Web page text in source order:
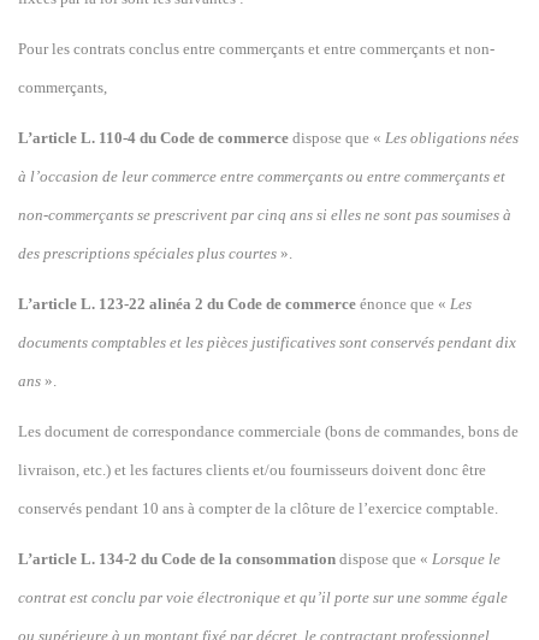
Pour les contrats conclus entre commerçants et entre commerçants et non-
commerçants,
L’article L. 110-4 du Code de commerce dispose que « Les obligations nées
à l’occasion de leur commerce entre commerçants ou entre commerçants et
non-commerçants se prescrivent par cinq ans si elles ne sont pas soumises à
des prescriptions spéciales plus courtes ».
L’article L. 123-22 alinéa 2 du Code de commerce énonce que « Les
documents comptables et les pièces justificatives sont conservés pendant dix
ans ».
Les document de correspondance commerciale (bons de commandes, bons de
livraison, etc.) et les factures clients et/ou fournisseurs doivent donc être
conservés pendant 10 ans à compter de la clôture de l’exercice comptable.
L’article L. 134-2 du Code de la consommation dispose que « Lorsque le
contrat est conclu par voie électronique et qu’il porte sur une somme égale
ou supérieure à un montant fixé par décret, le contractant professionnel